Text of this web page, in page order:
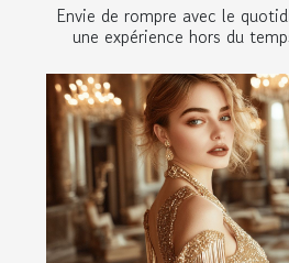
Envie de rompre avec le
une expérience hors du